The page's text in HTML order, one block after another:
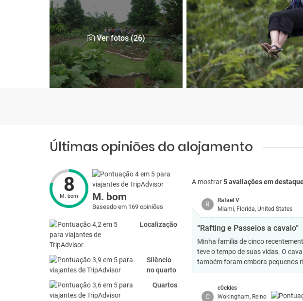
Ver fotos (26)
Últimas opiniões do alojamento
8
M. bom M. bom
Baseado em 169 opiniões
Localização
Silêncio
no quarto
Quartos
A mostrar5 avaliações em
R
Rafael V
Miami, Florida, United States
“Rafting e Passeios a cavalo”
Minha família de cinco
teve o tempo de suas vidas. O
também foram embora pequenos
C
c0ckles
Wokingham, Reino